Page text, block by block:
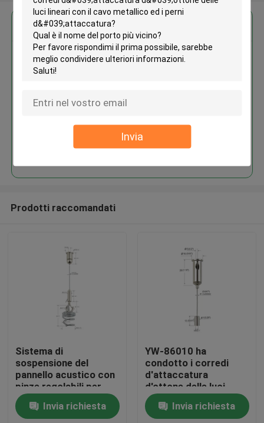
Invia
Casa
Prodotti
Video
Ottieni il miglior prezzo per
YW-86010 ha condotto i corredi
perni d'attaccatura
Continua
Prodotti raccomandati
Sistema di
sospensione del
pannello acustico con
pinze regolabili per
cavi
Invia richiesta
YW-86010 ha
condotto i corredi
d'attaccatura
d'ottone delle luci
lineari con il cavo
metallico ed i perni
Invia richiesta